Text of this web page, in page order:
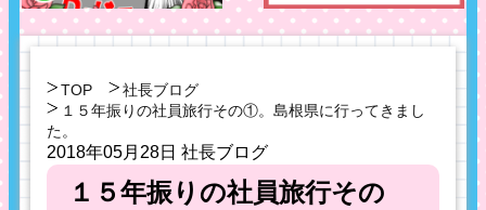
TOP
社長ブログ
１５年振りの社員旅行その①。島根県に行ってきまし
た。
2018年05月28日 社長ブログ
１５年振りの社員旅行その